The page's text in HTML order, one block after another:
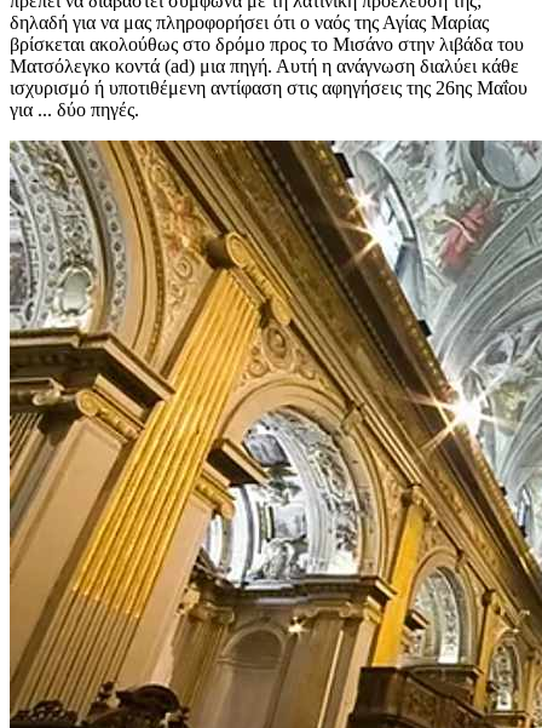
δηλαδή για να μας πληροφορήσει ότι ο ναός της Αγίας Μαρίας
βρίσκεται ακολούθως στο δρόμο προς το Μισάνο στην λιβάδα του
Ματσόλεγκο κοντά (ad) μια πηγή. Αυτή η ανάγνωση διαλύει κάθε
ισχυρισμό ή υποτιθέμενη αντίφαση στις αφηγήσεις της 26ης Μαΐου
για ... δύο πηγές.